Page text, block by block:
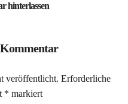
hinterlassen
Kommentar
veröffentlicht. Erforderliche
* markiert